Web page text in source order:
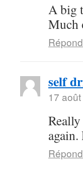
A big
Much
self
17